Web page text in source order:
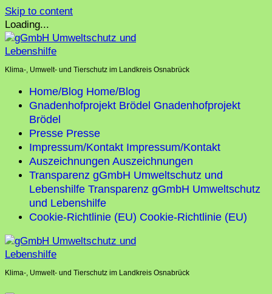
Skip to content
Loading...
Klima-, Umwelt- und Tierschutz im Landkreis Osnabrück
Home/Blog Home/Blog
Gnadenhofprojekt Brödel Gnadenhofprojekt
Brödel
Presse Presse
Impressum/Kontakt Impressum/Kontakt
Auszeichnungen Auszeichnungen
Transparenz gGmbH Umweltschutz und
Lebenshilfe Transparenz gGmbH Umweltschutz
und Lebenshilfe
Cookie-Richtlinie (EU) Cookie-Richtlinie (EU)
Klima-, Umwelt- und Tierschutz im Landkreis Osnabrück